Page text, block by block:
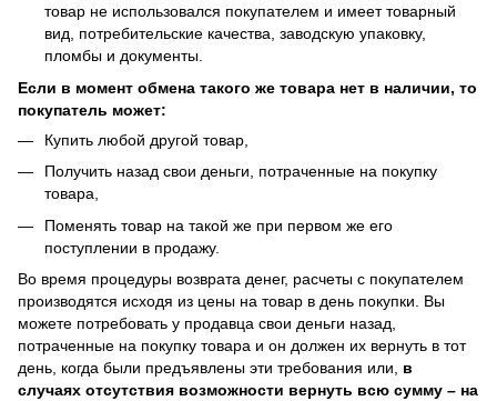
товар не использовался покупателем и имеет товарный
вид, потребительские качества, заводскую упаковку,
пломбы и документы.
Если в момент обмена такого же товара нет в наличии, то
покупатель может:
Купить любой другой товар,
Получить назад свои деньги, потраченные на покупку
товара,
Поменять товар на такой же при первом же его
поступлении в продажу.
Во время процедуры возврата денег, расчеты с покупателем
производятся исходя из цены на товар в день покупки. Вы
можете потребовать у продавца свои деньги назад,
потраченные на покупку товара и он должен их вернуть в тот
день, когда были предъявлены эти требования или, в
случаях отсутствия возможности вернуть всю сумму – на